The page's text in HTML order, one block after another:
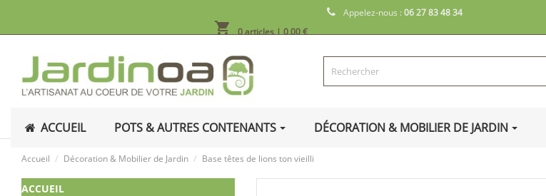
Appelez-nous :06 27 83 48 34
shopping_cart 0 articles| 0,00 €
ACCUEIL POTS & AUTRES CONTENANTS DÉCORATION & MOBILIER DE JARDIN
Accueil Décoration & Mobilier de Jardin Base têtes de lions ton vieilli
ACCUEIL